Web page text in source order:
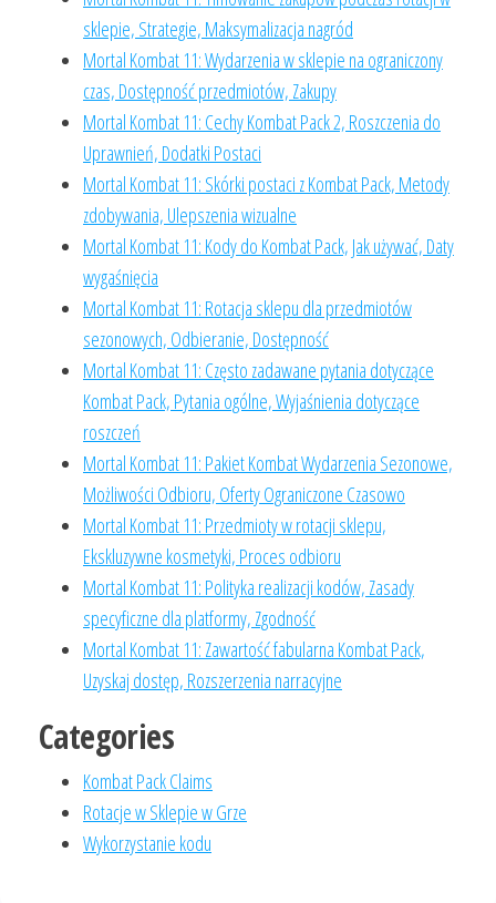
sklepie, Strategie, Maksymalizacja nagród
Mortal Kombat 11: Wydarzenia w sklepie na ograniczony
czas, Dostępność przedmiotów, Zakupy
Mortal Kombat 11: Cechy Kombat Pack 2, Roszczenia do
Uprawnień, Dodatki Postaci
Mortal Kombat 11: Skórki postaci z Kombat Pack, Metody
zdobywania, Ulepszenia wizualne
Mortal Kombat 11: Kody do Kombat Pack, Jak używać, Daty
wygaśnięcia
Mortal Kombat 11: Rotacja sklepu dla przedmiotów
sezonowych, Odbieranie, Dostępność
Mortal Kombat 11: Często zadawane pytania dotyczące
Kombat Pack, Pytania ogólne, Wyjaśnienia dotyczące
roszczeń
Mortal Kombat 11: Pakiet Kombat Wydarzenia Sezonowe,
Możliwości Odbioru, Oferty Ograniczone Czasowo
Mortal Kombat 11: Przedmioty w rotacji sklepu,
Ekskluzywne kosmetyki, Proces odbioru
Mortal Kombat 11: Polityka realizacji kodów, Zasady
specyficzne dla platformy, Zgodność
Mortal Kombat 11: Zawartość fabularna Kombat Pack,
Uzyskaj dostęp, Rozszerzenia narracyjne
Categories
Kombat Pack Claims
Rotacje w Sklepie w Grze
Wykorzystanie kodu